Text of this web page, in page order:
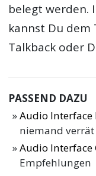
belegt werden.
kannst Du dem
Talkback oder
PASSEND DAZU
Audio
niemand verrät
Audio Interface
Empfehlungen